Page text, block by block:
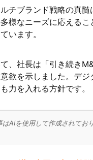
チブランド戦略の真
様なニーズに応える
います。
、社長は「引き続き
欲を示しました。デ
力を入れる方針です。
はAIを使用して作成されており